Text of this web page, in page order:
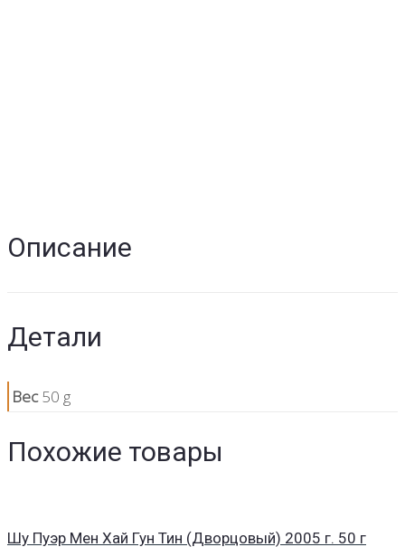
Описание
Детали
Вес 50 g
Похожие товары
Шу Пуэр Мен Хай Гун Тин (Дворцовый) 2005 г. 50 г